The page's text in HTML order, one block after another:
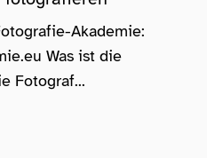
Akademie:
Was ist die
Fotograf...